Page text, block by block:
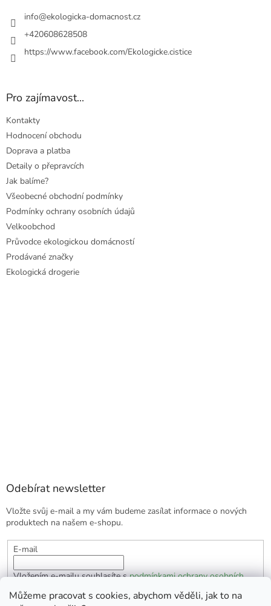
Můžeme pracovat s cookies, abychom věděli, jak to na
info@ekologicka-domacnost.cz
+420608628508
https://www.facebook.com/Ekologicke.cistice
Pro zajímavost...
Kontakty
Hodnocení obchodu
Doprava a platba
Detaily o přepravcích
Jak balíme?
Všeobecné obchodní podmínky
Podmínky ochrany osobních údajů
Velkoobchod
Průvodce ekologickou domácností
Prodávané značky
Ekologická drogerie
Odebírat newsletter
Vložte svůj e-mail a my vám budeme zasílat informace o nových
produktech na našem e-shopu.
E-mail
Vložením e-mailu souhlasíte spodmínkami ochrany osobních